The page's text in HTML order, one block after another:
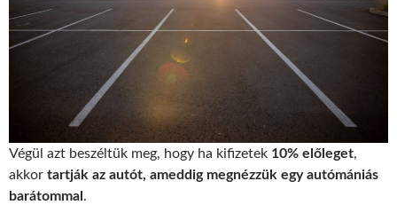
Végül azt beszéltük meg, hogy ha kifizetek 10% előleget,
akkor tartják az autót, ameddig megnézzük egy autómániás
barátommal .